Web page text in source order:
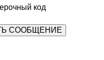
код